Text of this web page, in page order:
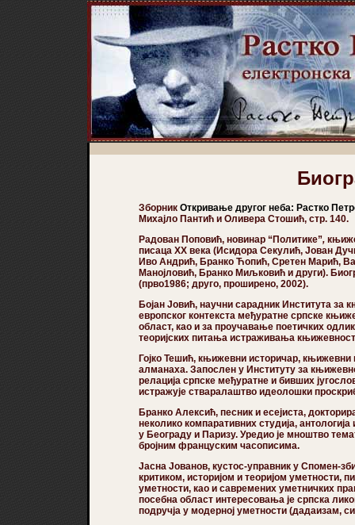
Зборник Откривање другог неба: Растко
Михајло Пантић и Оливера Стошић, стр. 140.
Радован Поповић, новинар “Политике”,
писаца XX века (Исидора Секулић, Јован
Иво Андрић, Бранко Ћопић, Сретен Марић,
Манојловић, Бранко Миљковић и други).
(прво1986; друго, проширено, 2002).
Бојан Јовић, научни сарадник Института за
европског контекста међуратне српске
област, као и за проучавање поетичких
теоријских питања истраживања
Гојко Тешић, књижевни историчар, књижевни
алманаха. Запослен у Институту за
релација српске међуратне и бивших
истражује стваралаштво идеолошки
Бранко Алексић, песник и есејиста,
неколико компаративних студија,
у Београду и Паризу. Уредио је мноштво
бројним француским часописима.
Јасна Јованов, кустос-управник у Спомен-
критиком, историјом и теоријом уметности,
уметности, као и савремених уметничких
посебна област интересовања је српска
подручја у модерној уметности (дадаизам,